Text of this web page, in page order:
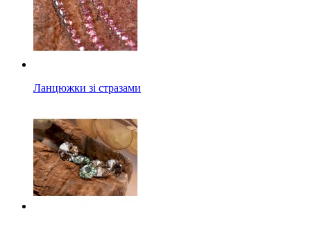
Ланцюжки зі стразами